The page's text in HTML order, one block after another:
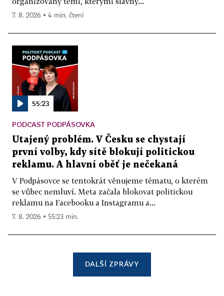
7. 8. 2026 ▪ 4 min. čtení
55:23
PODCAST PODPÁSOVKA
Utajený problém. V Česku se chystají
první volby, kdy sítě blokují politickou
reklamu. A hlavní oběť je nečekaná
V Podpásovce se tentokrát věnujeme tématu, o kterém
se vůbec nemluví. Meta začala blokovat politickou
reklamu na Facebooku a Instagramu a...
7. 8. 2026 ▪ 55:23 min.
DALŠÍ ZPRÁVY